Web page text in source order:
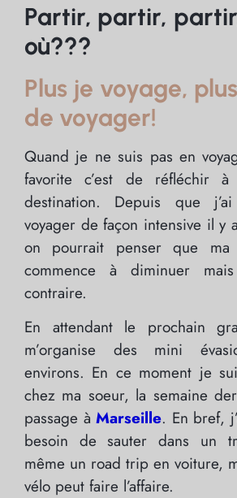
Partir, partir,
où???
Plus je voyage,
de voyager!
Quand je ne suis pas en
favorite c’est de réfléchir à
destination. Depuis que
voyager de façon intensive il y
on pourrait penser que
commence à diminuer
contraire.
En attendant le prochain
m’organise des mini
environs. En ce moment je
chez ma soeur, la semaine
passage à Marseille. En bref,
besoin de sauter dans un
même un road trip en voiture,
vélo peut faire l’affaire.